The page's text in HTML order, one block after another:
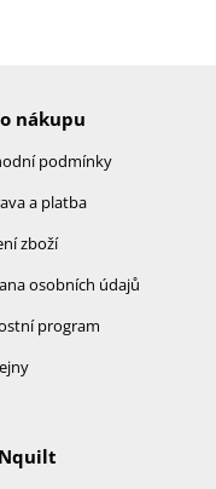
nákupu
podmínky
a platba
zboží
osobních údajů
program